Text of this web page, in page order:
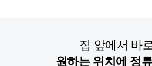
집 앞에서 바
원하는 위치에 정